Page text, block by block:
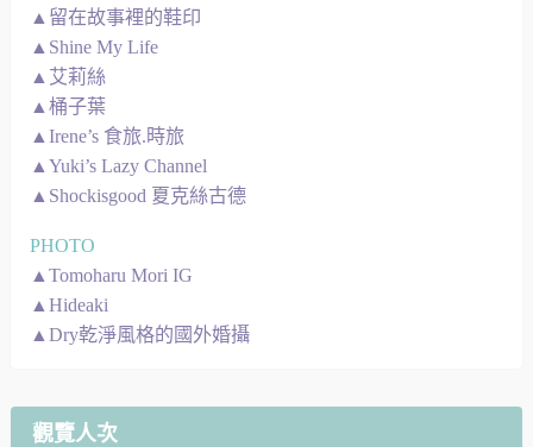
▲留在故事裡的鞋印
▲Shine My Life
▲艾莉絲
▲桶子葉
▲Irene’s 食旅.時旅
▲Yuki’s Lazy Channel
▲Shockisgood 夏克絲古德
PHOTO
▲Tomoharu Mori IG
▲Hideaki
▲Dry乾淨風格的國外婚攝
觀覽人次